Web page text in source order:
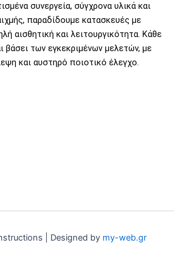
συνεργεία, σύγχρονα υλικά και
παραδίδουμε κατασκευές με
αισθητική και λειτουργικότητα. Κάθε
βάσει των εγκεκριμένων μελετών, με
και αυστηρό ποιοτικό έλεγχο.
| Designed by my-web.gr